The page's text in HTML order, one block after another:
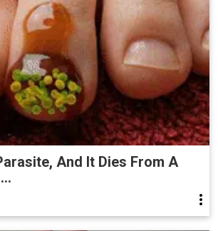
And It Dies From A